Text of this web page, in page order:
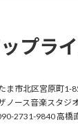
プラ
ま市北区宮原町1-
ノース音楽スタジ
2731-9840 高橋